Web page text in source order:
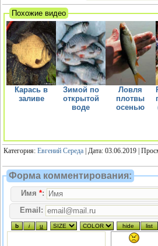
Похожие видео
Карась в
заливе
Зимой по
открытой
воде
Ловля
плотвы
осенью
Категория: Евгений Середа | Дата: 03.06.2019 |
Форма комментирования:
Имя *:
Email: